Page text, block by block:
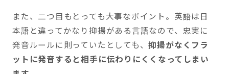
また、二つ目もとっても大事なポイント。英語は日
本語と違ってかなり抑揚がある言語なので、忠実に
発音ルールに則っていたとしても、抑揚がなくフラ
ットに発音すると相手に伝わりにくくなってしまい